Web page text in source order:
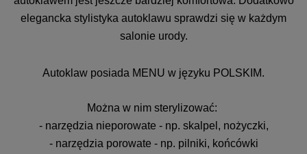
elegancka stylistyka autoklawu sprawdzi się w każdym
salonie urody.
Autoklaw posiada MENU w języku POLSKIM.
Można w nim sterylizować:
- narzędzia nieporowate - np. skalpel, nożyczki,
- narzędzia porowate - np. pilniki, końcówki